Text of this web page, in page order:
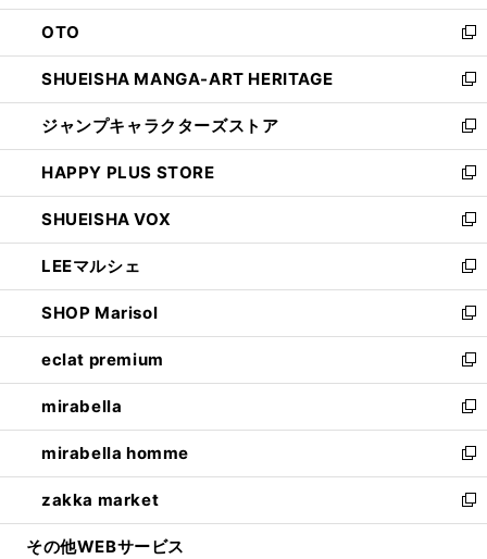
ウ
で
開
く
ン
ド
ウ
で
開
く
OTO
新
し
い
ウ
ィ
ン
ド
ウ
で
開
く
SHUEISHA MANGA-ART HERITAGE
新
し
い
ウ
ィ
ン
ド
ウ
で
開
く
ジャンプキャラクターズストア
新
し
い
ウ
ィ
ン
ド
ウ
で
開
く
HAPPY PLUS STORE
新
し
い
ウ
ィ
ン
ド
ウ
で
開
く
SHUEISHA VOX
新
し
い
ウ
ィ
ン
ド
ウ
で
開
く
LEEマルシェ
新
し
い
ウ
ィ
ン
ド
ウ
で
開
く
SHOP Marisol
新
し
い
ウ
ィ
ン
ド
ウ
で
開
eclat premium
新
し
い
ウ
ィ
ン
ド
ウ
mirabella
新
し
い
ウ
ィ
ン
mirabella homme
新
し
い
ウ
zakka market
新
し
その他WEBサービス